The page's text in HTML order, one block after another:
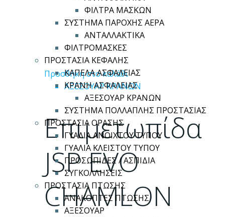
ΦΙΛΤΡΑ ΜΑΣΚΩΝ
ΣΥΣΤΗΜΑ ΠΑΡΟΧΗΣ ΑΕΡΑ
ΑΝΤΑΛΛΑΚΤΙΚΑ
ΦΙΛΤΡΟΜΑΣΚΕΣ
ΠΡΟΣΤΑΣΙΑ ΚΕΦΑΛΗΣ
ΚΑΠΕΛΑ ΑΣΦΑΛΕΙΑΣ
ΚΡΑΝΗ ΑΣΦΑΛΕΙΑΣ
ΑΞΕΣΟΥΑΡ ΚΡΑΝΩΝ
ΣΥΣΤΗΜΑ ΠΟΛΛΑΠΛΗΣ ΠΡΟΣΤΑΣΙΑΣ
ΠΡΟΣΤΑΣΙΑ ΟΡΑΣΗΣ
ΓΥΑΛΙΑ ΑΝΟΙΧΤΟΥ ΤΥΠΟΥ
ΓΥΑΛΙΑ ΚΛΕΙΣΤΟΥ ΤΥΠΟΥ
ΠΡΟΣΩΠΙΔΕΣ / ΑΣΠΙΔΙΑ
ΣΥΓΚΟΛΛΗΣΕΙΣ
ΠΡΟΣΤΑΣΙΑ ΠΤΩΣΗΣ
ΑΝΑΚΟΠΤΕΣ ΠΤΩΣΗΣ
ΑΞΕΣΟΥΑΡ
Προσθήκη στο καλάθι
ΑΞΕΣΟΥΑΡ ΚΡΑΝΩΝ
Επιμετωπίδα
JSP EVO
CHAMLON